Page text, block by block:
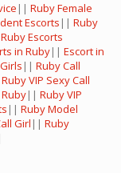
|| Ruby Female
Escorts || Ruby
Ruby Escorts
in Ruby|| Escort in
|| Ruby Call
Ruby VIP Sexy Call
|| Ruby VIP
|| Ruby Model
Girl || Ruby